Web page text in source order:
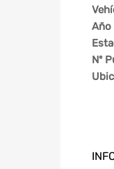
Año
Nº